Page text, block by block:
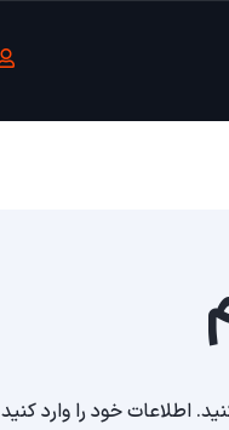
اطلاعات خود را وارد کنید